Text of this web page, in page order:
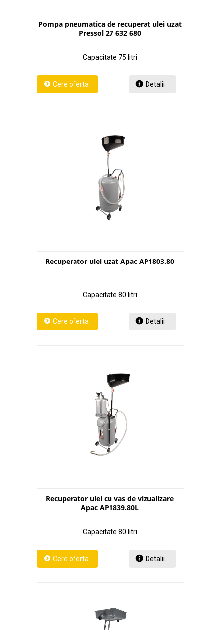
Pompa pneumatica de recuperat ulei uzat
Pressol 27 632 680
Capacitate 75 litri
Detalii
Recuperator ulei uzat Apac AP1803.80
Capacitate 80 litri
Detalii
Recuperator ulei cu vas de vizualizare
Apac AP1839.80L
Capacitate 80 litri
Detalii